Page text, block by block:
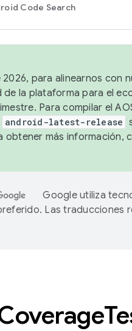
Code Search
para alinearnos con
de la plataforma para el
Para compilar el
android-latest-release
obtener más información,
Google utiliza
Las traducciones